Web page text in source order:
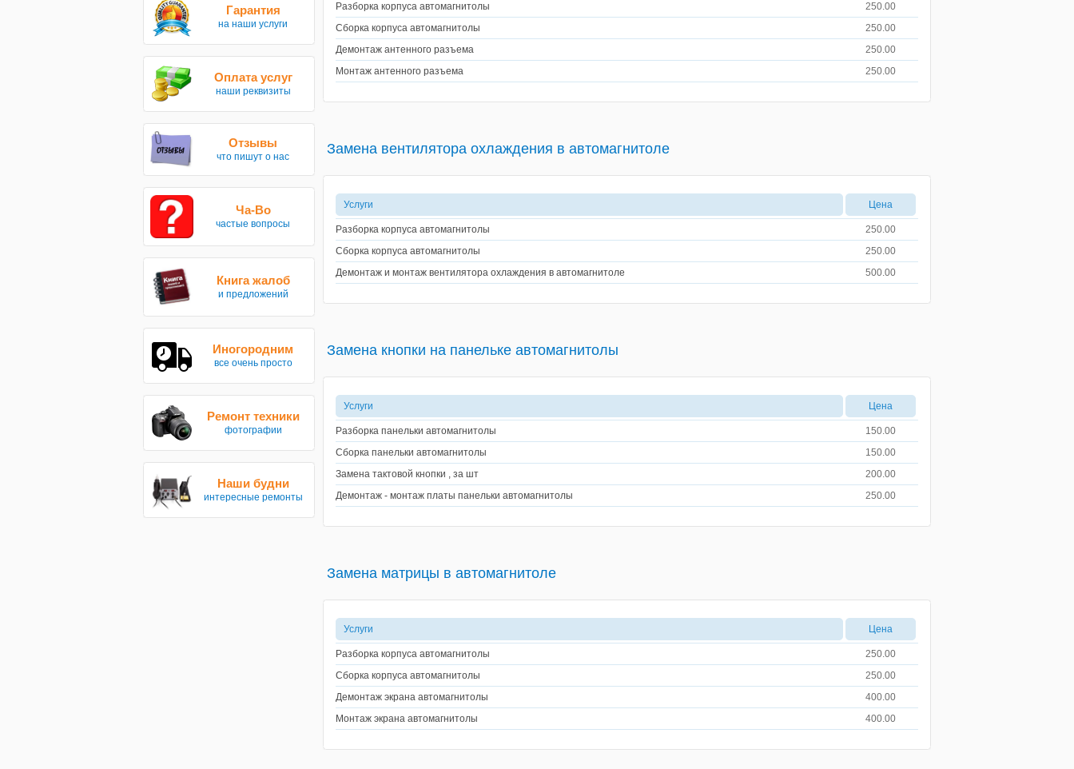
Гарантия
на наши услуги
Оплата услуг
наши реквизиты
Отзывы
что пишут о нас
Ча-Во
частые вопросы
Книга жалоб
и предложений
Иногородним
все очень просто
Ремонт техники
фотографии
Наши будни
интересные ремонты
Разборка корпуса автомагнитолы
250.00
Сборка корпуса автомагнитолы
250.00
Демонтаж антенного разъема
250.00
Монтаж антенного разъема
250.00
Замена вентилятора охлаждения в автомагнитоле
Услуги Цена
Разборка корпуса автомагнитолы
250.00
Сборка корпуса автомагнитолы
250.00
Демонтаж и монтаж вентилятора охлаждения в автомагнитоле
500.00
Замена кнопки на панельке автомагнитолы
Услуги Цена
Разборка панельки автомагнитолы
150.00
Сборка панельки автомагнитолы
150.00
Замена тактовой кнопки , за шт
200.00
Демонтаж - монтаж платы панельки автомагнитолы
250.00
Замена матрицы в автомагнитоле
Услуги Цена
Разборка корпуса автомагнитолы
250.00
Сборка корпуса автомагнитолы
250.00
Демонтаж экрана автомагнитолы
400.00
Монтаж экрана автомагнитолы
400.00